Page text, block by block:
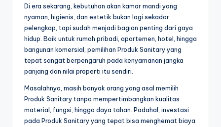
Di era sekarang, kebutuhan akan kamar mandi yang
nyaman, higienis, dan estetik bukan lagi sekadar
pelengkap, tapi sudah menjadi bagian penting dari gaya
hidup. Baik untuk rumah pribadi, apartemen, hotel, hingga
bangunan komersial, pemilihan Produk Sanitary yang
tepat sangat berpengaruh pada kenyamanan jangka
panjang dan nilai properti itu sendiri.
Masalahnya, masih banyak orang yang asal memilih
Produk Sanitary tanpa mempertimbangkan kualitas
material, fungsi, hingga daya tahan. Padahal, investasi
pada Produk Sanitary yang tepat bisa menghemat biaya